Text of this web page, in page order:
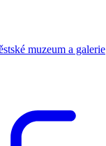
muzeum a galerie